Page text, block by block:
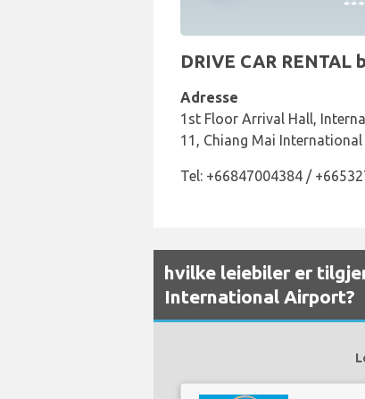
DRIVE CAR
Adresse
1st Floor Arrival Hall,
11, Chiang Mai
Tel: +66847004384 /
hvilke leiebiler er
International Airport?